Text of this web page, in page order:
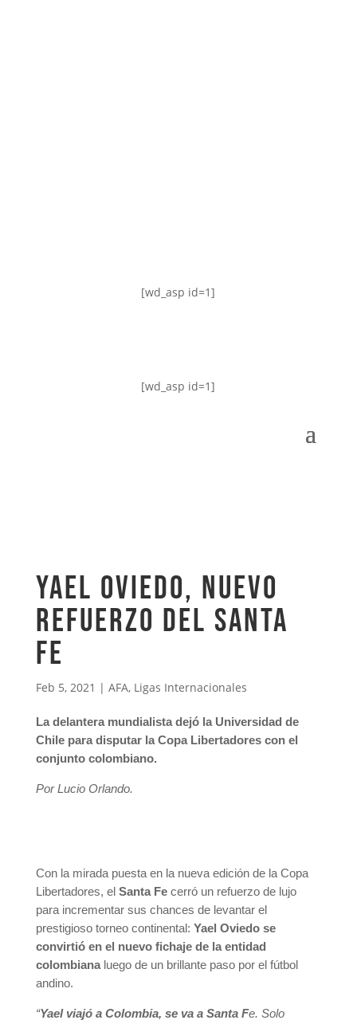
[wd_asp id=1]
[wd_asp id=1]
Yael Oviedo, nuevo
refuerzo del Santa
Fe
Feb 5, 2021 | AFA, Ligas Internacionales
La delantera mundialista dejó la Universidad de
Chile para disputar la Copa Libertadores con el
conjunto colombiano.
Por Lucio Orlando.
Con la mirada puesta en la nueva edición de la Copa
Libertadores, el Santa Fe cerró un refuerzo de lujo
para incrementar sus chances de levantar el
prestigioso torneo continental: Yael Oviedo se
convirtió en el nuevo fichaje de la entidad
colombianaluego de un brillante paso por el fútbol
andino.
“Yael viajó a Colombia, se va a Santa Fe. Solo